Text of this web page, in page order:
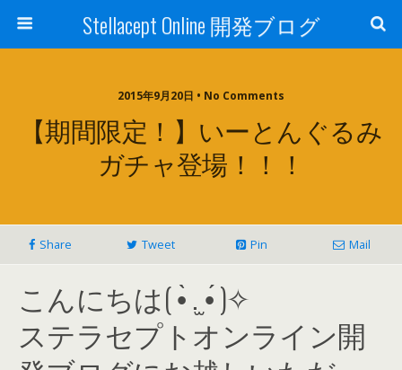
Stellacept Online 開発ブログ
2015年9月20日 • No Comments
【期間限定！】いーとんぐるみ
ガチャ登場！！！
Share Tweet Pin Mail
こんにちは( •̀ .̫ •́ )✧
ステラセプトオンライン開